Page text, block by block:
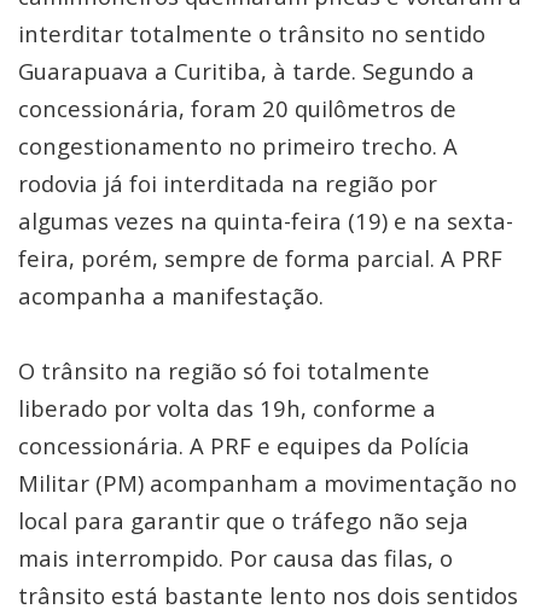
interditar totalmente o trânsito no sentido
Guarapuava a Curitiba, à tarde. Segundo a
concessionária, foram 20 quilômetros de
congestionamento no primeiro trecho. A
rodovia já foi interditada na região por
algumas vezes na quinta-feira (19) e na sexta-
feira, porém, sempre de forma parcial. A PRF
acompanha a manifestação.
O trânsito na região só foi totalmente
liberado por volta das 19h, conforme a
concessionária. A PRF e equipes da Polícia
Militar (PM) acompanham a movimentação no
local para garantir que o tráfego não seja
mais interrompido. Por causa das filas, o
trânsito está bastante lento nos dois sentidos